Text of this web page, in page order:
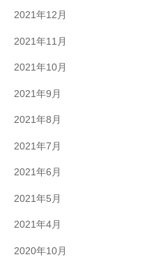
2021年12月
2021年11月
2021年10月
2021年9月
2021年8月
2021年7月
2021年6月
2021年5月
2021年4月
2020年10月